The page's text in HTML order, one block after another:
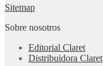
Sitemap
Sobre nosotros
Editorial Claret
Distribuidora Claret